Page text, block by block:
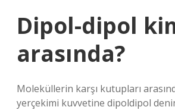
Dipol-dipol
arasında?
Moleküllerin karşı kutupları
yerçekimi kuvvetine dipoldipol